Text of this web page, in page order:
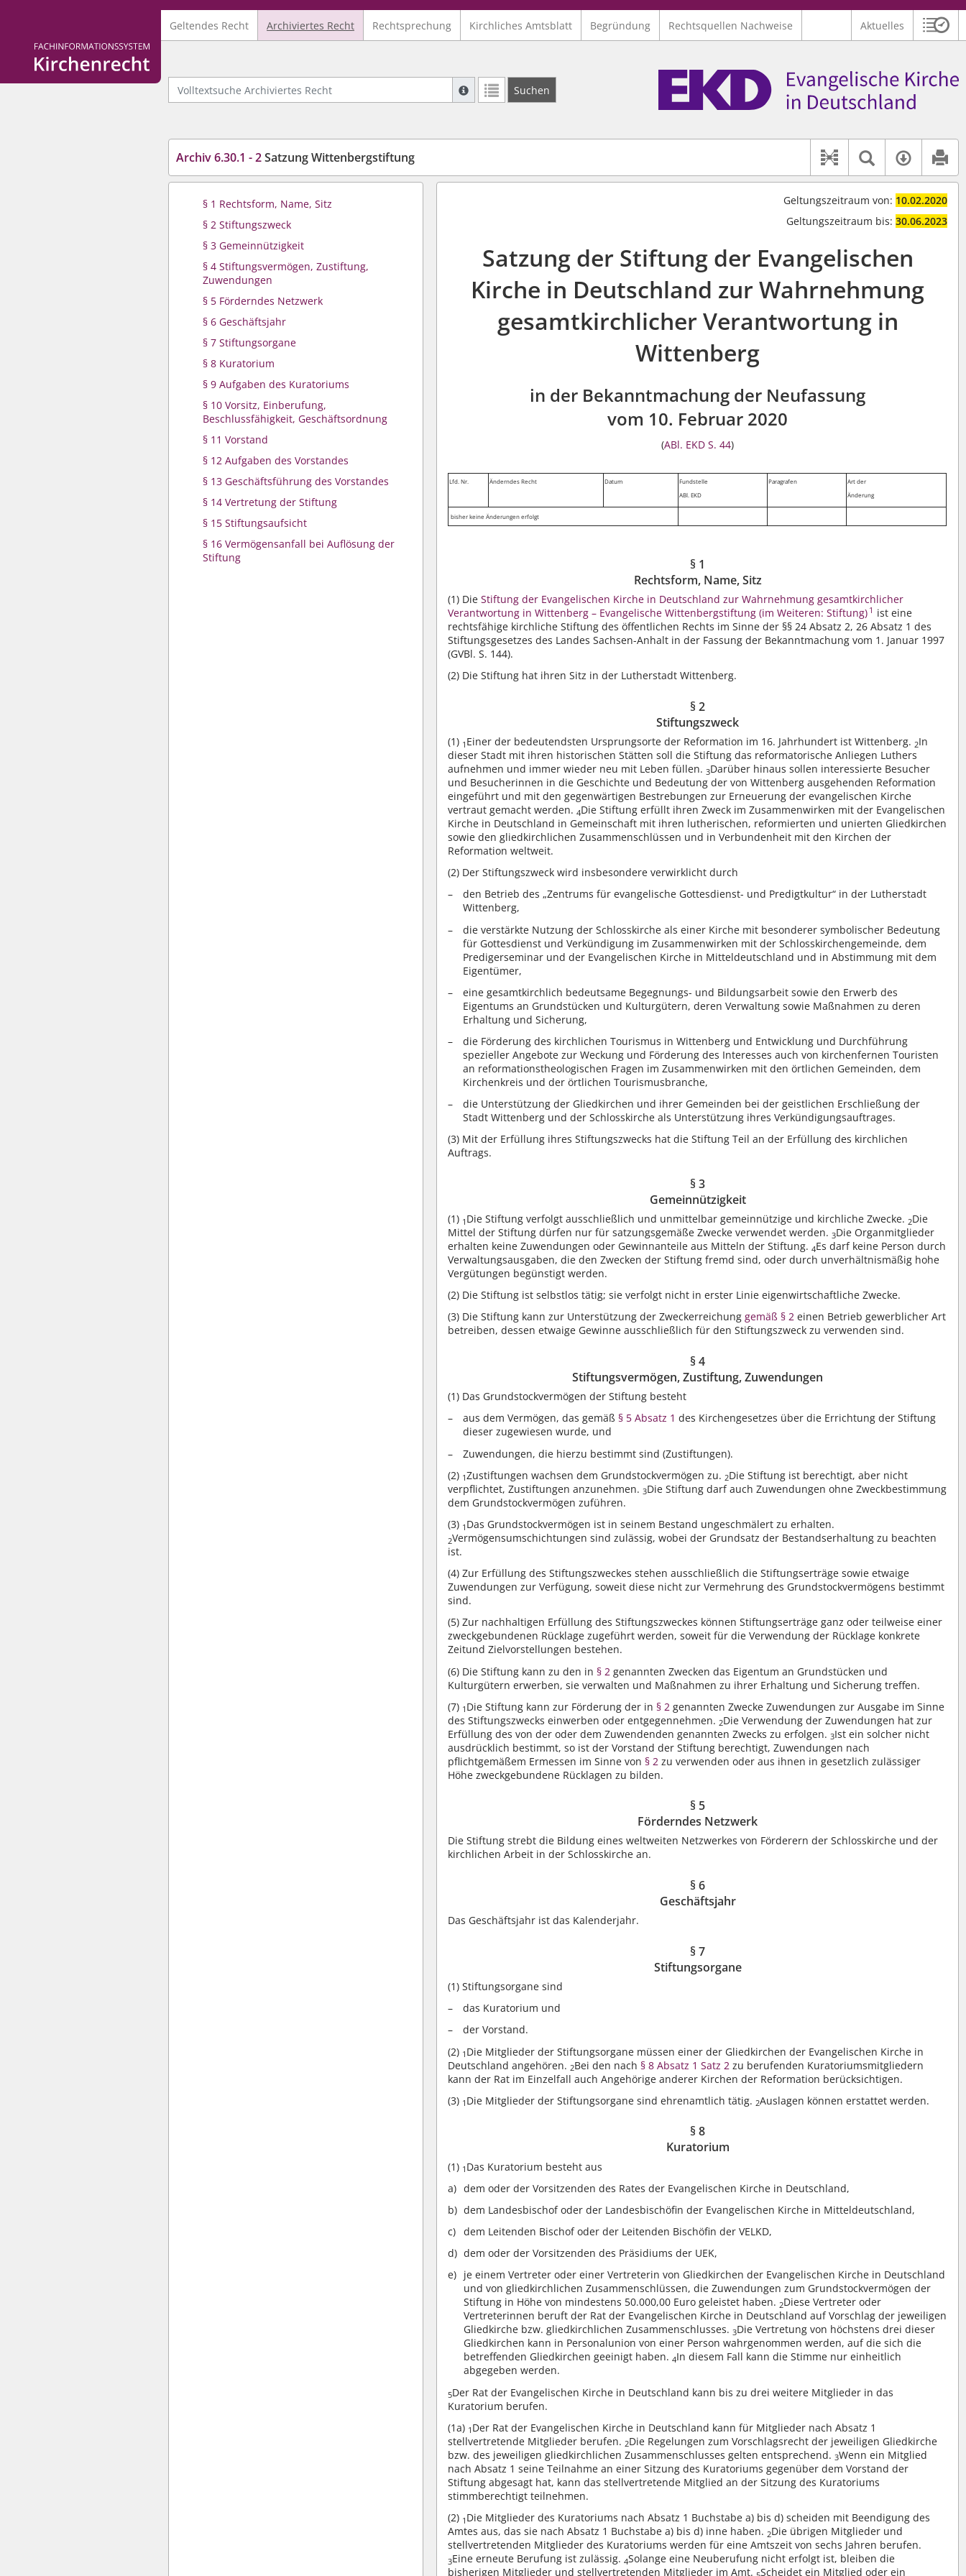
Logo Fachinformationssystem Kirchenrecht
Geltendes Recht Archiviertes Recht Rechtsprechung Kirchliches Amtsblatt Begründung Rechtsquellen Nachweise Aktuelles
Volltextsuche Archiviertes Recht
Suche mit Platzhalter "*", Bsp. Pfarrer*, findet auch: "Pfarrerinitiative" oder "Pfarrerausschuss".
Weitere Suchoperatoren finden Sie in unserer Hilfe.
Suchen
Archiv 6.30.1 - 2Satzung Wittenbergstiftung
Dokument-
Textsuche
§ 1 Rechtsform, Name, Sitz
§ 2 Stiftungszweck
§ 3 Gemeinnützigkeit
§ 4 Stiftungsvermögen, Zustiftung,
Zuwendungen
§ 5 Förderndes Netzwerk
§ 6 Geschäftsjahr
§ 7 Stiftungsorgane
§ 8 Kuratorium
§ 9 Aufgaben des Kuratoriums
§ 10 Vorsitz, Einberufung,
Beschlussfähigkeit, Geschäftsordnung
§ 11 Vorstand
§ 12 Aufgaben des Vorstandes
§ 13 Geschäftsführung des Vorstandes
§ 14 Vertretung der Stiftung
§ 15 Stiftungsaufsicht
§ 16 Vermögensanfall bei Auflösung der
Stiftung
Geltungszeitraum von: 10.02.2020
Geltungszeitraum bis: 30.06.2023
Satzung der Stiftung der Evangelischen
Kirche in Deutschland zur Wahrnehmung
gesamtkirchlicher Verantwortung in
Wittenberg
in der Bekanntmachung der Neufassung
vom 10. Februar 2020
(ABl. EKD S. 44)
Lfd. Nr. Änderndes Recht Datum
Fundstelle
ABl. EKD
Paragrafen
Art der
Änderung
bisher keine Änderungen erfolgt
§ 1
Rechtsform, Name, Sitz
(1) DieStiftung der Evangelischen Kirche in Deutschland zur Wahrnehmung gesamtkirchlicher
Verantwortung in Wittenberg – Evangelische Wittenbergstiftung (im Weiteren: Stiftung) 1 ist eine
rechtsfähige kirchliche Stiftung des öffentlichen Rechts im Sinne der §§ 24 Absatz 2, 26 Absatz 1 des
Stiftungsgesetzes des Landes Sachsen-Anhalt in der Fassung der Bekanntmachung vom 1. Januar 1997
(GVBl. S. 144).
(2) Die Stiftung hat ihren Sitz in der Lutherstadt Wittenberg.
§ 2
Stiftungszweck
(1) 1 Einer der bedeutendsten Ursprungsorte der Reformation im 16. Jahrhundert ist Wittenberg. 2In
dieser Stadt mit ihren historischen Stätten soll die Stiftung das reformatorische Anliegen Luthers
aufnehmen und immer wieder neu mit Leben füllen.3Darüber hinaus sollen interessierte Besucher
und Besucherinnen in die Geschichte und Bedeutung der von Wittenberg ausgehenden Reformation
eingeführt und mit den gegenwärtigen Bestrebungen zur Erneuerung der evangelischen Kirche
vertraut gemacht werden.4Die Stiftung erfüllt ihren Zweck im Zusammenwirken mit der Evangelischen
Kirche in Deutschland in Gemeinschaft mit ihren lutherischen, reformierten und unierten Gliedkirchen
sowie den gliedkirchlichen Zusammenschlüssen und in Verbundenheit mit den Kirchen der
Reformation weltweit.
(2) Der Stiftungszweck wird insbesondere verwirklicht durch
den Betrieb des „Zentrums für evangelische Gottesdienst- und Predigtkultur“ in der Lutherstadt
Wittenberg,
die verstärkte Nutzung der Schlosskirche als einer Kirche mit besonderer symbolischer Bedeutung
für Gottesdienst und Verkündigung im Zusammenwirken mit der Schlosskirchengemeinde, dem
Predigerseminar und der Evangelischen Kirche in Mitteldeutschland und in Abstimmung mit dem
Eigentümer,
eine gesamtkirchlich bedeutsame Begegnungs- und Bildungsarbeit sowie den Erwerb des
Eigentums an Grundstücken und Kulturgütern, deren Verwaltung sowie Maßnahmen zu deren
Erhaltung und Sicherung,
die Förderung des kirchlichen Tourismus in Wittenberg und Entwicklung und Durchführung
spezieller Angebote zur Weckung und Förderung des Interesses auch von kirchenfernen Touristen
an reformationstheologischen Fragen im Zusammenwirken mit den örtlichen Gemeinden, dem
Kirchenkreis und der örtlichen Tourismusbranche,
die Unterstützung der Gliedkirchen und ihrer Gemeinden bei der geistlichen Erschließung der
Stadt Wittenberg und der Schlosskirche als Unterstützung ihres Verkündigungsauftrages.
(3) Mit der Erfüllung ihres Stiftungszwecks hat die Stiftung Teil an der Erfüllung des kirchlichen
Auftrags.
§ 3
Gemeinnützigkeit
(1) 1 Die Stiftung verfolgt ausschließlich und unmittelbar gemeinnützige und kirchliche Zwecke. 2Die
Mittel der Stiftung dürfen nur für satzungsgemäße Zwecke verwendet werden.3Die Organmitglieder
erhalten keine Zuwendungen oder Gewinnanteile aus Mitteln der Stiftung.4Es darf keine Person durch
Verwaltungsausgaben, die den Zwecken der Stiftung fremd sind, oder durch unverhältnismäßig hohe
Vergütungen begünstigt werden.
(2) Die Stiftung ist selbstlos tätig; sie verfolgt nicht in erster Linie eigenwirtschaftliche Zwecke.
(3) Die Stiftung kann zur Unterstützung der Zweckerreichunggemäß § 2 einen Betrieb gewerblicher Art
betreiben, dessen etwaige Gewinne ausschließlich für den Stiftungszweck zu verwenden sind.
§ 4
Stiftungsvermögen, Zustiftung, Zuwendungen
(1) Das Grundstockvermögen der Stiftung besteht
aus dem Vermögen, das gemäß § 5 Absatz 1 des Kirchengesetzes über die Errichtung der Stiftung
dieser zugewiesen wurde, und
Zuwendungen, die hierzu bestimmt sind (Zustiftungen).
(2) 1Zustiftungen wachsen dem Grundstockvermögen zu. 2Die Stiftung ist berechtigt, aber nicht
verpflichtet, Zustiftungen anzunehmen.3Die Stiftung darf auch Zuwendungen ohne Zweckbestimmung
dem Grundstockvermögen zuführen.
(3) 1 Das Grundstockvermögen ist in seinem Bestand ungeschmälert zu erhalten.
2Vermögensumschichtungen sind zulässig, wobei der Grundsatz der Bestandserhaltung zu beachten
ist.
(4) Zur Erfüllung des Stiftungszweckes stehen ausschließlich die Stiftungserträge sowie etwaige
Zuwendungen zur Verfügung, soweit diese nicht zur Vermehrung des Grundstockvermögens bestimmt
sind.
(5) Zur nachhaltigen Erfüllung des Stiftungszweckes können Stiftungserträge ganz oder teilweise einer
zweckgebundenen Rücklage zugeführt werden, soweit für die Verwendung der Rücklage konkrete
Zeitund Zielvorstellungen bestehen.
(6) Die Stiftung kann zu den in § 2 genannten Zwecken das Eigentum an Grundstücken und
Kulturgütern erwerben, sie verwalten und Maßnahmen zu ihrer Erhaltung und Sicherung treffen.
(7) 1 Die Stiftung kann zur Förderung der in § 2 genannten Zwecke Zuwendungen zur Ausgabe im Sinne
des Stiftungszwecks einwerben oder entgegennehmen. 2Die Verwendung der Zuwendungen hat zur
Erfüllung des von der oder dem Zuwendenden genannten Zwecks zu erfolgen.3Ist ein solcher nicht
ausdrücklich bestimmt, so ist der Vorstand der Stiftung berechtigt, Zuwendungen nach
pflichtgemäßem Ermessen im Sinne von § 2 zu verwenden oder aus ihnen in gesetzlich zulässiger
Höhe zweckgebundene Rücklagen zu bilden.
§ 5
Förderndes Netzwerk
Die Stiftung strebt die Bildung eines weltweiten Netzwerkes von Förderern der Schlosskirche und der
kirchlichen Arbeit in der Schlosskirche an.
§ 6
Geschäftsjahr
Das Geschäftsjahr ist das Kalenderjahr.
§ 7
Stiftungsorgane
(1) Stiftungsorgane sind
das Kuratorium und
der Vorstand.
(2) 1 Die Mitglieder der Stiftungsorgane müssen einer der Gliedkirchen der Evangelischen Kirche in
Deutschland angehören. 2Bei den nach § 8 Absatz 1 Satz 2 zu berufenden Kuratoriumsmitgliedern
kann der Rat im Einzelfall auch Angehörige anderer Kirchen der Reformation berücksichtigen.
(3) 1 Die Mitglieder der Stiftungsorgane sind ehrenamtlich tätig. 2Auslagen können erstattet werden.
§ 8
Kuratorium
(1) 1 Das Kuratorium besteht aus
dem oder der Vorsitzenden des Rates der Evangelischen Kirche in Deutschland,
dem Landesbischof oder der Landesbischöfin der Evangelischen Kirche in Mitteldeutschland,
dem Leitenden Bischof oder der Leitenden Bischöfin der VELKD,
dem oder der Vorsitzenden des Präsidiums der UEK,
je einem Vertreter oder einer Vertreterin von Gliedkirchen der Evangelischen Kirche in Deutschland
und von gliedkirchlichen Zusammenschlüssen, die Zuwendungen zum Grundstockvermögen der
Stiftung in Höhe von mindestens 50.000,00 Euro geleistet haben. 2Diese Vertreter oder
Vertreterinnen beruft der Rat der Evangelischen Kirche in Deutschland auf Vorschlag der jeweiligen
Gliedkirche bzw. gliedkirchlichen Zusammenschlusses.3Die Vertretung von höchstens drei dieser
Gliedkirchen kann in Personalunion von einer Person wahrgenommen werden, auf die sich die
betreffenden Gliedkirchen geeinigt haben.4In diesem Fall kann die Stimme nur einheitlich
abgegeben werden.
5Der Rat der Evangelischen Kirche in Deutschland kann bis zu drei weitere Mitglieder in das
Kuratorium berufen.
(1a) 1 Der Rat der Evangelischen Kirche in Deutschland kann für Mitglieder nach Absatz 1
stellvertretende Mitglieder berufen. 2Die Regelungen zum Vorschlagsrecht der jeweiligen Gliedkirche
bzw. des jeweiligen gliedkirchlichen Zusammenschlusses gelten entsprechend.3Wenn ein Mitglied
nach Absatz 1 seine Teilnahme an einer Sitzung des Kuratoriums gegenüber dem Vorstand der
Stiftung abgesagt hat, kann das stellvertretende Mitglied an der Sitzung des Kuratoriums
stimmberechtigt teilnehmen.
(2) 1 Die Mitglieder des Kuratoriums nach Absatz 1 Buchstabe a) bis d) scheiden mit Beendigung des
Amtes aus, das sie nach Absatz 1 Buchstabe a) bis d) inne haben. 2Die übrigen Mitglieder und
stellvertretenden Mitglieder des Kuratoriums werden für eine Amtszeit von sechs Jahren berufen.
3Eine erneute Berufung ist zulässig.4Solange eine Neuberufung nicht erfolgt ist, bleiben die
bisherigen Mitglieder und stellvertretenden Mitglieder im Amt. Scheidet ein Mitglied oder ein